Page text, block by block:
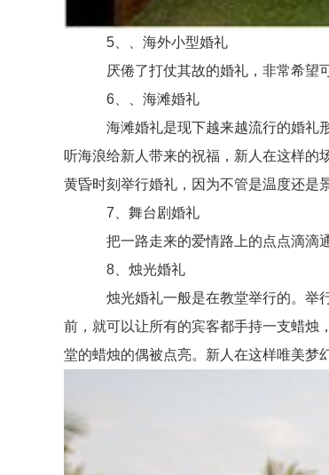
5、、海外小型婚礼
厌倦了打仗其故的婚礼，非常希望可
6、、海滩婚礼
海滩婚礼是现下越来越流行的婚礼形
听海浪给新人带来的祝福，新人在这样的
黄昏时刻举行婚礼，因为不管是温度还是
7、舞台剧婚礼
把一路走来的爱情路上的点点滴滴通
8、烛光婚礼
烛光婚礼一般是在教堂举行的。举行
前，就可以让所有的宾客都手持一支蜡烛
堂的蜡烛的偶被点亮。新人在这样唯美梦